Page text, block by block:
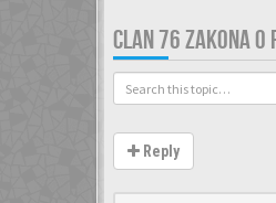
CLAN 76 ZAKONA O
Reply